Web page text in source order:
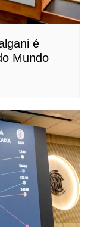
é
Mundo